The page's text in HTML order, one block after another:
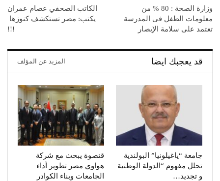
وزارة الصحة : 80 % من
معلومات الطفل فى المدرسة
تعتمد على سلامة الإبصار
الكاتب الصحفي عصام عمران
يكتب: مصر تستكشف كنوزها
!!!
قد يعجبك ايضا المزيد عن المؤلف
جامعة “ياغيلونيا” البولندية
تحلل مفهوم “الدولة الوطنية
و تجديد…
قنصوة يبحث مع شركة
هواوي مصر تطوير أداء
الجامعات وبناء الكوادر